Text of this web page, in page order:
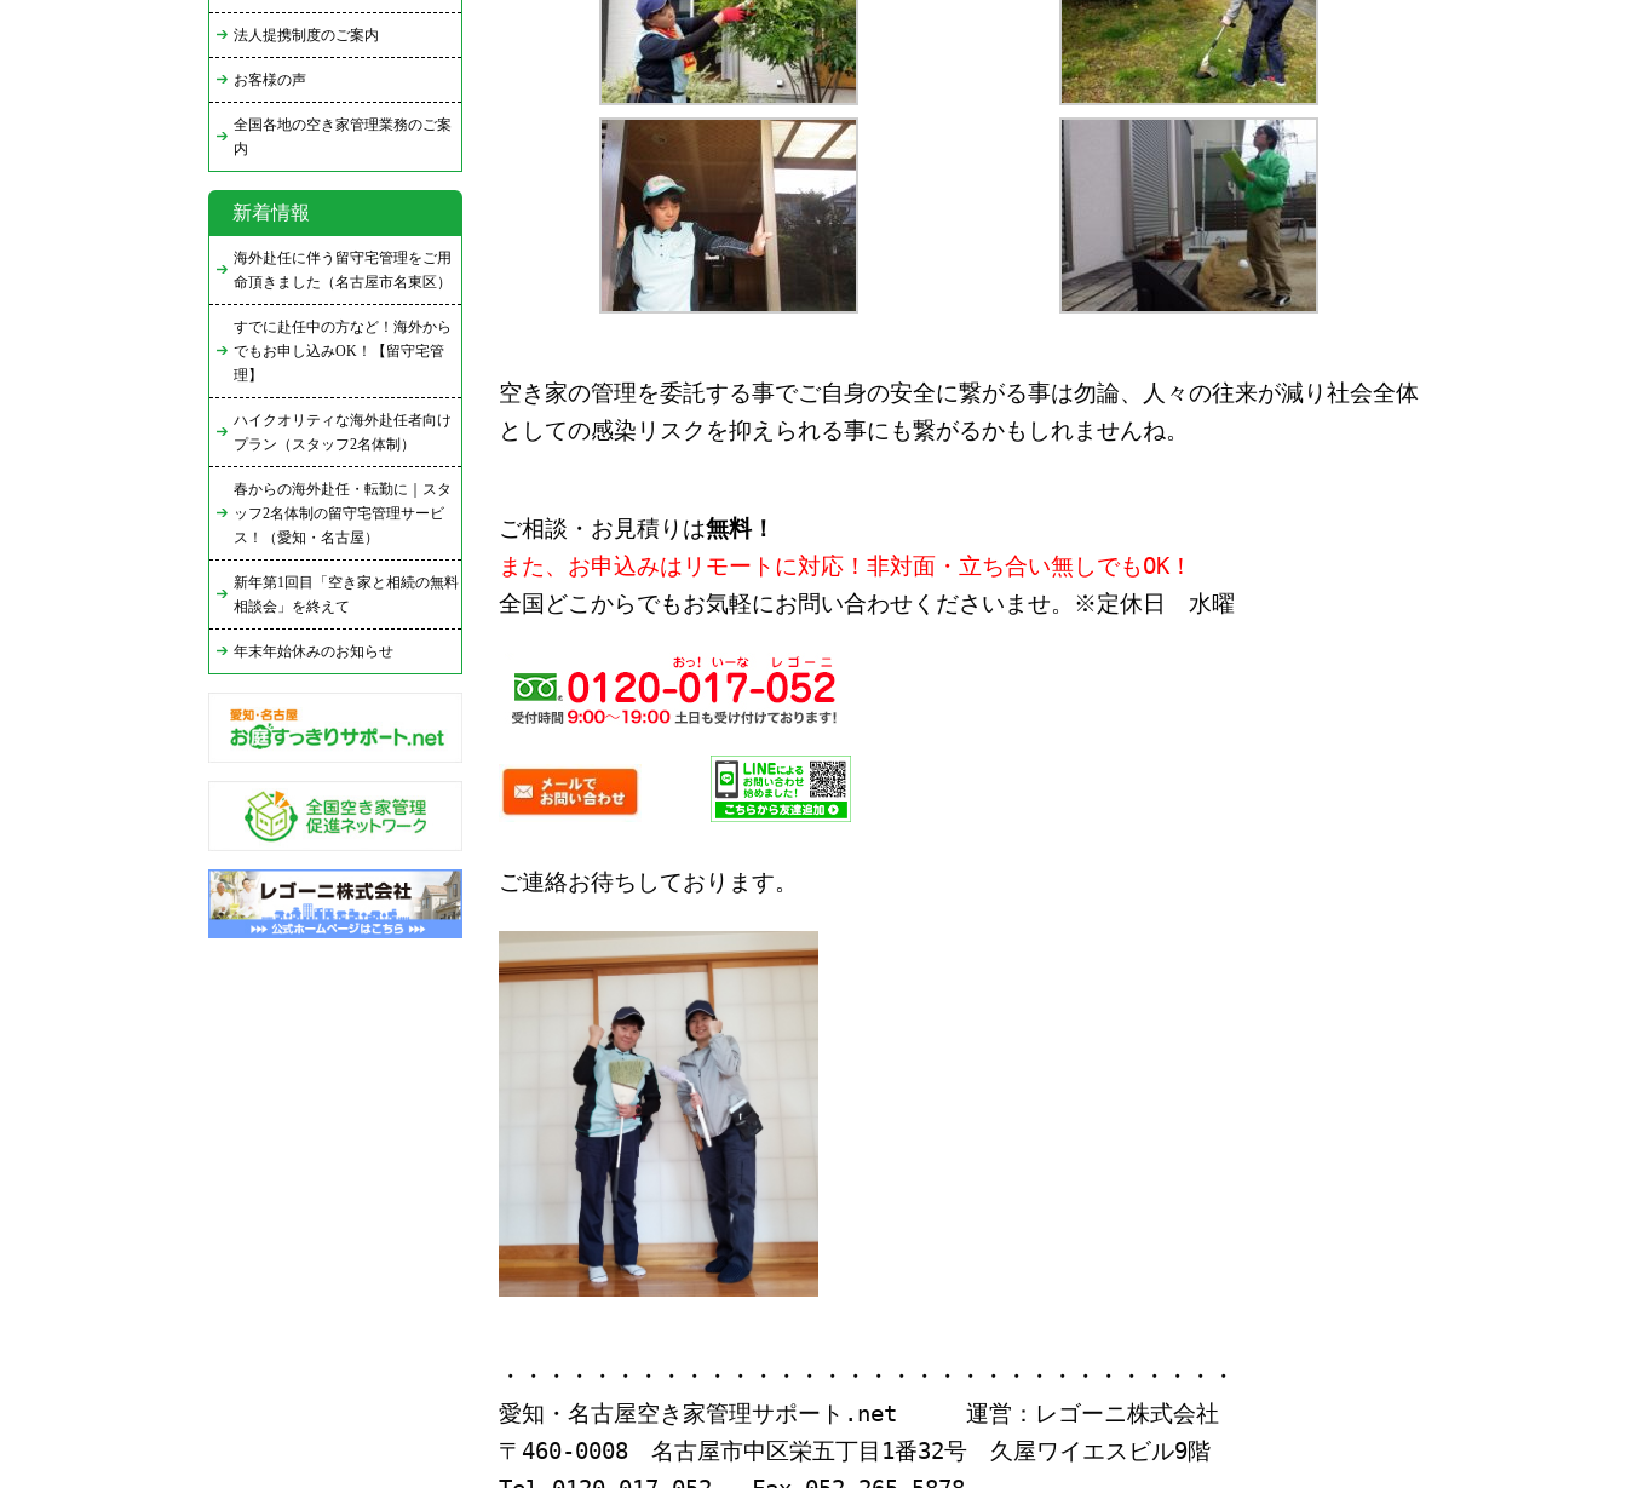
空き家の管理を委託する事でご自身の安全に繋がる事は勿論、人々の往来が減り社会全体
としての感染リスクを抑えられる事にも繋がるかもしれませんね。
ご相談・お見積りは無料！
また、お申込みはリモートに対応！非対面・立ち合い無しでもOK！
全国どこからでもお気軽にお問い合わせくださいませ。※定休日 水曜
ご連絡お待ちしております。
・・・・・・・・・・・・・・・・・・・・・・・・・・・・・・・・
愛知・名古屋空き家管理サポート.net 運営：レゴーニ株式会社
〒460-0008 名古屋市中区栄五丁目1番32号 久屋ワイエスビル9階
法人提携制度のご案内
お客様の声
全国各地の空き家管理業務のご案
内
新着情報
海外赴任に伴う留守宅管理をご用
命頂きました（名古屋市名東区）
すでに赴任中の方など！海外から
でもお申し込みOK！【留守宅管
理】
ハイクオリティな海外赴任者向け
プラン（スタッフ2名体制）
春からの海外赴任・転勤に｜スタ
ッフ2名体制の留守宅管理サービ
ス！（愛知・名古屋）
新年第1回目「空き家と相続の無料
相談会」を終えて
年末年始休みのお知らせ